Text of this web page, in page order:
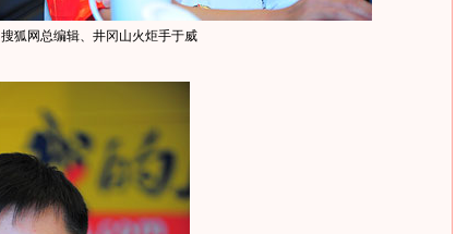
搜狐网总编辑、井冈山火炬手于威